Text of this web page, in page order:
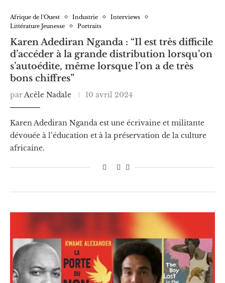
Afrique de l'Ouest Industrie
Interviews
Littérature Jeunesse
Portraits
Karen Adediran Nganda : “Il est très difficile
d’accéder à la grande distribution lorsqu’on
s’autoédite, même lorsque l’on a de très
bons chiffres”
parAcèle Nadale 10 avril 2024
Karen Adediran Nganda est une écrivaine et militante
dévouée à l’éducation et à la préservation de la culture
africaine.